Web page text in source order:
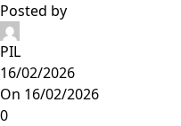
Posted by
PIL
16/02/2026
On 16/02/2026
0